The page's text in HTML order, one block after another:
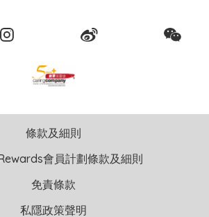
條款及細則
會員計劃條款及細則
免責條款
私隱政策聲明